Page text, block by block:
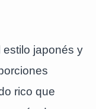
estilo japonés y
rico que